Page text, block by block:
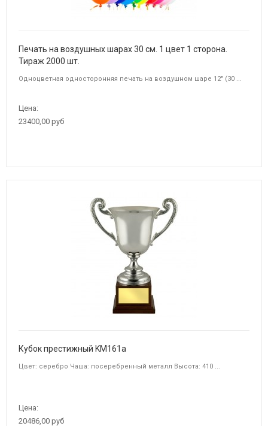
Печать на воздушных шарах 30 см. 1 цвет 1 сторона.
Тираж 2000 шт.
Одноцветная односторонняя печать на воздушном шаре 12" (30 ...
Цена:
23400,00 руб
Кубок престижный KM161a
Цвет: серебро Чаша: посеребренный металл Высота: 410 ...
Цена:
20486,00 руб